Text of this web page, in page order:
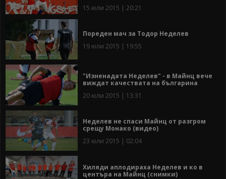
15 юли 2015 | 20:21
Пореден мач за Тодор Неделев
19 юли 2015 | 19:55
"Изненадата Неделев" - в Майнц вече
виждат качествата на българина
20 юли 2015 | 13:31
Неделев не спаси Майнц от разгром
срещу Монако (видео)
23 юли 2015 | 02:04
Хиляди аплодираха Неделев и ко в
центъра на Майнц (снимки)